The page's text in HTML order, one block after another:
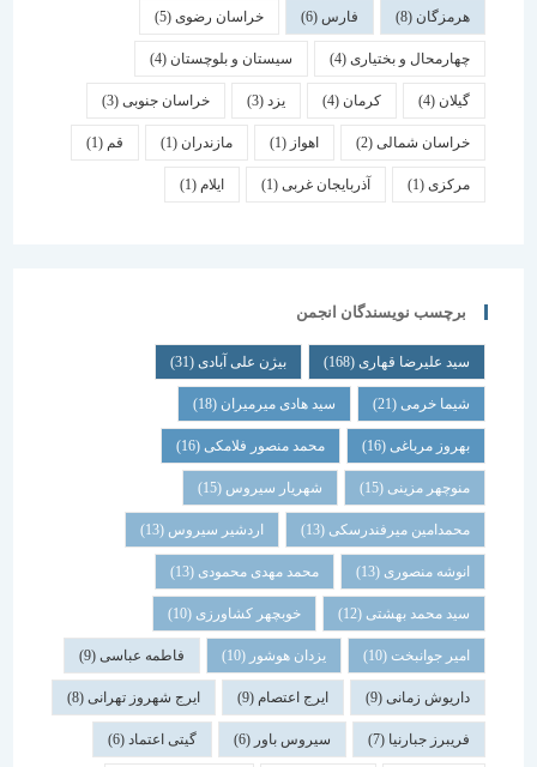
هرمزگان(8) فارس خراسان رضوی(5)
چهارمحال و بختیاری (4) سیستان و بلوچستان(4)
کرمان یزد خراسان جنوبی(3)
خراسان شمالی(2) اهواز مازندران(1) قم
(1) آذربایجان غربی(1) ایلام
برچسب نویسندگان انجمن
سید علیرضا قهاری(168) بیژن علی آبادی(31)
شیما خرمی(21) سید هادی میرمیران(18)
بهروز مرباغی (16) محمد منصور فلامکی (16)
منوچهر مزینی(15) شهریار سیروس(15)
محمدامین میرفندرسکی(13) اردشیر سیروس(13)
انوشه منصوری(13) محمد مهدی محمودی(13)
سید محمد بهشتی(12) خوبچهر کشاورزی(10)
امیر جوانبخت(10) یزدان هوشور(10) فاطمه عباسی(9)
داریوش زمانی(9) ایرج اعتصام(9) ایرج شهروز تهرانی(8)
فریبرز جبارنیا(7) سیروس باور(6) گیتی اعتماد(6)